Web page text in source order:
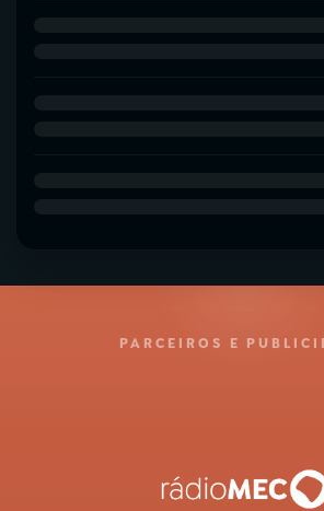
PARCEIROS E